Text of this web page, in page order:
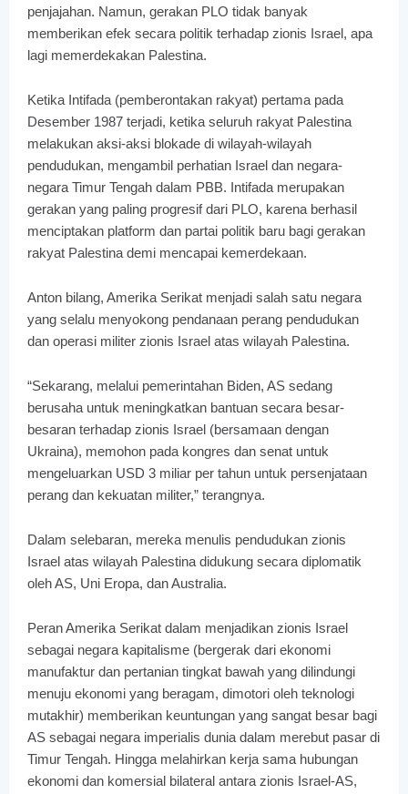
penjajahan. Namun, gerakan PLO tidak banyak
memberikan efek secara politik terhadap zionis Israel, apa
lagi memerdekakan Palestina.
Ketika Intifada (pemberontakan rakyat) pertama pada
Desember 1987 terjadi, ketika seluruh rakyat Palestina
melakukan aksi-aksi blokade di wilayah-wilayah
pendudukan, mengambil perhatian Israel dan negara-
negara Timur Tengah dalam PBB. Intifada merupakan
gerakan yang paling progresif dari PLO, karena berhasil
menciptakan platform dan partai politik baru bagi gerakan
rakyat Palestina demi mencapai kemerdekaan.
Anton bilang, Amerika Serikat menjadi salah satu negara
yang selalu menyokong pendanaan perang pendudukan
dan operasi militer zionis Israel atas wilayah Palestina.
“Sekarang, melalui pemerintahan Biden, AS sedang
berusaha untuk meningkatkan bantuan secara besar-
besaran terhadap zionis Israel (bersamaan dengan
Ukraina), memohon pada kongres dan senat untuk
mengeluarkan USD 3 miliar per tahun untuk persenjataan
perang dan kekuatan militer,” terangnya.
Dalam selebaran, mereka menulis pendudukan zionis
Israel atas wilayah Palestina didukung secara diplomatik
oleh AS, Uni Eropa, dan Australia.
Peran Amerika Serikat dalam menjadikan zionis Israel
sebagai negara kapitalisme (bergerak dari ekonomi
manufaktur dan pertanian tingkat bawah yang dilindungi
menuju ekonomi yang beragam, dimotori oleh teknologi
mutakhir) memberikan keuntungan yang sangat besar bagi
AS sebagai negara imperialis dunia dalam merebut pasar di
Timur Tengah. Hingga melahirkan kerja sama hubungan
ekonomi dan komersial bilateral antara zionis Israel-AS,